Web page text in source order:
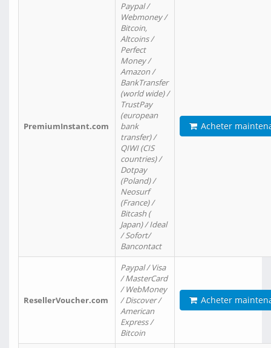
PremiumInstant.com
Paypal /
Webmoney /
Bitcoin,
Altcoins /
Perfect
Money /
Amazon /
BankTransfer
(world wide) /
TrustPay
(european
bank
transfer) /
QIWI (CIS
countries) /
Dotpay
(Poland) /
Neosurf
(France) /
Bitcash (
Japan) / Ideal
/ Sofort/
Bancontact
Acheter
ResellerVoucher.com
Paypal / Visa
/ MasterCard
/ WebMoney
/ Discover /
American
Express /
Bitcoin
Acheter